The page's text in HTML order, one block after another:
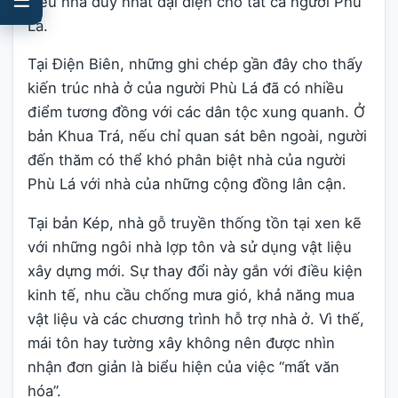
Lá.
Tại Điện Biên, những ghi chép gần đây cho thấy
kiến trúc nhà ở của người Phù Lá đã có nhiều
điểm tương đồng với các dân tộc xung quanh. Ở
bản Khua Trá, nếu chỉ quan sát bên ngoài, người
đến thăm có thể khó phân biệt nhà của người
Phù Lá với nhà của những cộng đồng lân cận.
Tại bản Kép, nhà gỗ truyền thống tồn tại xen kẽ
với những ngôi nhà lợp tôn và sử dụng vật liệu
xây dựng mới. Sự thay đổi này gắn với điều kiện
kinh tế, nhu cầu chống mưa gió, khả năng mua
vật liệu và các chương trình hỗ trợ nhà ở. Vì thế,
mái tôn hay tường xây không nên được nhìn
nhận đơn giản là biểu hiện của việc “mất văn
hóa”.